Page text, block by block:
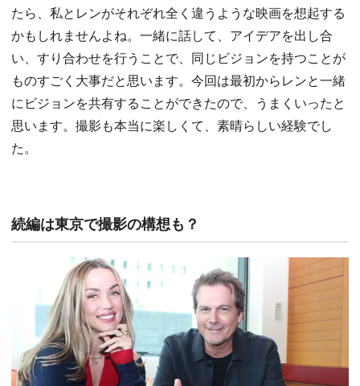
たら、私とレンがそれぞれ全く違うような映画を想起する
かもしれませんよね。一緒に話して、アイデアを出し合
い、すり合わせを行うことで、同じビジョンを持つことが
ものすごく大事だと思います。今回は最初からレンと一緒
にビジョンを共有することができたので、うまくいったと
思います。撮影も本当に楽しくて、素晴らしい経験でし
た。
続編は東京で撮影の構想も？